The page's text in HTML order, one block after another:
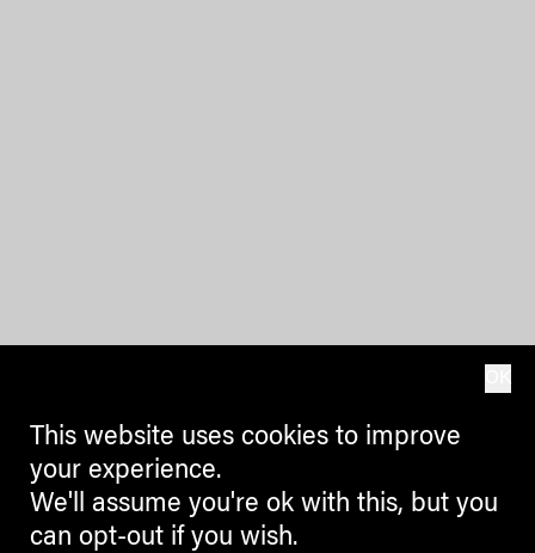
This website uses cookies to improve
your experience.
We'll assume you're ok with this, but you
can opt-out if you wish.